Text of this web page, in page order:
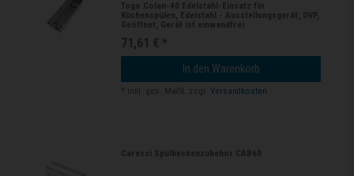
Togo Colan-40 Edelstahl-Einsatz für
Küchenspülen, Edelstahl - Ausstellungsgerät, OVP,
Geöffnet, Gerät ist einwandfrei
71,61 € *
In den Warenkorb
* inkl. ges. MwSt. zzgl.Versandkosten
Caressi Spülbeckenzubehör CAB60